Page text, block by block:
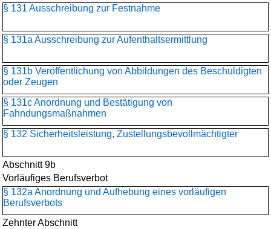
§ 131 Ausschreibung zur Festnahme
§ 131a Ausschreibung zur Aufenthaltsermittlung
§ 131b Veröffentlichung von Abbildungen des Beschuldigten
oder Zeugen
§ 131c Anordnung und Bestätigung von
Fahndungsmaßnahmen
§ 132 Sicherheitsleistung, Zustellungsbevollmächtigter
Abschnitt 9b
Vorläufiges Berufsverbot
§ 132a Anordnung und Aufhebung eines vorläufigen
Berufsverbots
Zehnter Abschnitt